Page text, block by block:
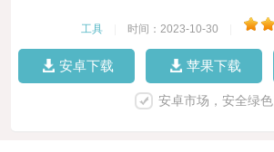
工具 时间：2023-10-30
安卓下载 苹果下载
安卓市场，安全绿色